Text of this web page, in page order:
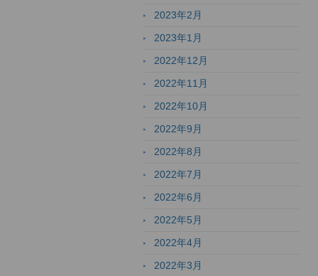
2023年2月
2023年1月
2022年12月
2022年11月
2022年10月
2022年9月
2022年8月
2022年7月
2022年6月
2022年5月
2022年4月
2022年3月